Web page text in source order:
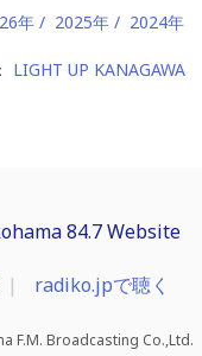
年 2025年 2024年
LIGHT UP KANAGAWA
84.7 Website
radiko.jpで聴く
F.M. Broadcasting Co.,Ltd.